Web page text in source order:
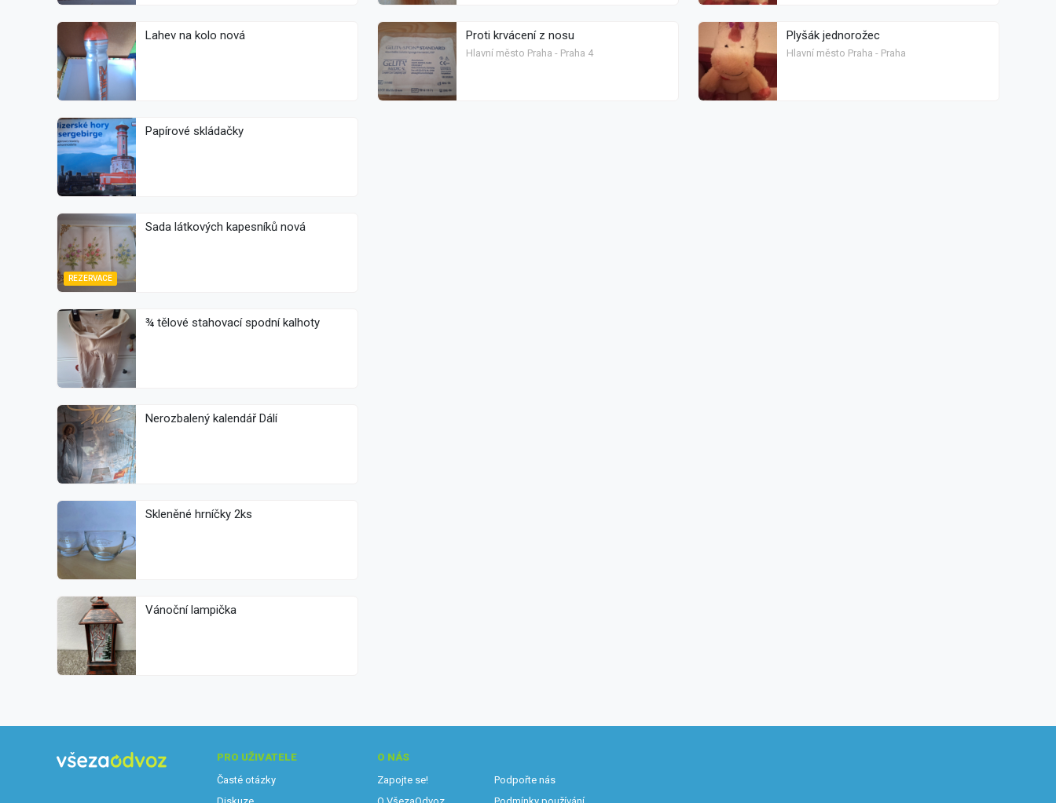
Lahev na kolo nová
Papírové skládačky
REZERVACE
Sada látkových kapesníků nová
¾ tělové stahovací spodní kalhoty
Nerozbalený kalendář Dálí
Skleněné hrníčky 2ks
Vánoční lampička
Proti krvácení z nosu
Hlavní město Praha - Praha 4
Plyšák jednorožec
Hlavní město Praha - Praha
PRO UŽIVATELE
Časté otázky
O NÁS
Zapojte se!
Podpořte nás